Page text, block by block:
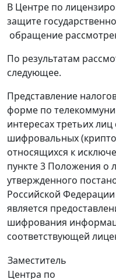
В Центре по
защите
обращение
По результатам
следующее.
Представление
форме по
интересах третьих
шифровальных
относящихся к
пункте 3 Положения о
утвержденного
Российской
является
шифрования
соответствующей
Заместитель
Центра по